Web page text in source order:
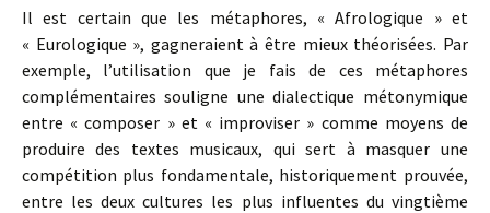
Il est certain que les métaphores, « Afrologique » et
« Eurologique », gagneraient à être mieux théorisées. Par
exemple, l’utilisation que je fais de ces métaphores
complémentaires souligne une dialectique métonymique
entre « composer » et « improviser » comme moyens de
produire des textes musicaux, qui sert à masquer une
compétition plus fondamentale, historiquement prouvée,
entre les deux cultures les plus influentes du vingtième